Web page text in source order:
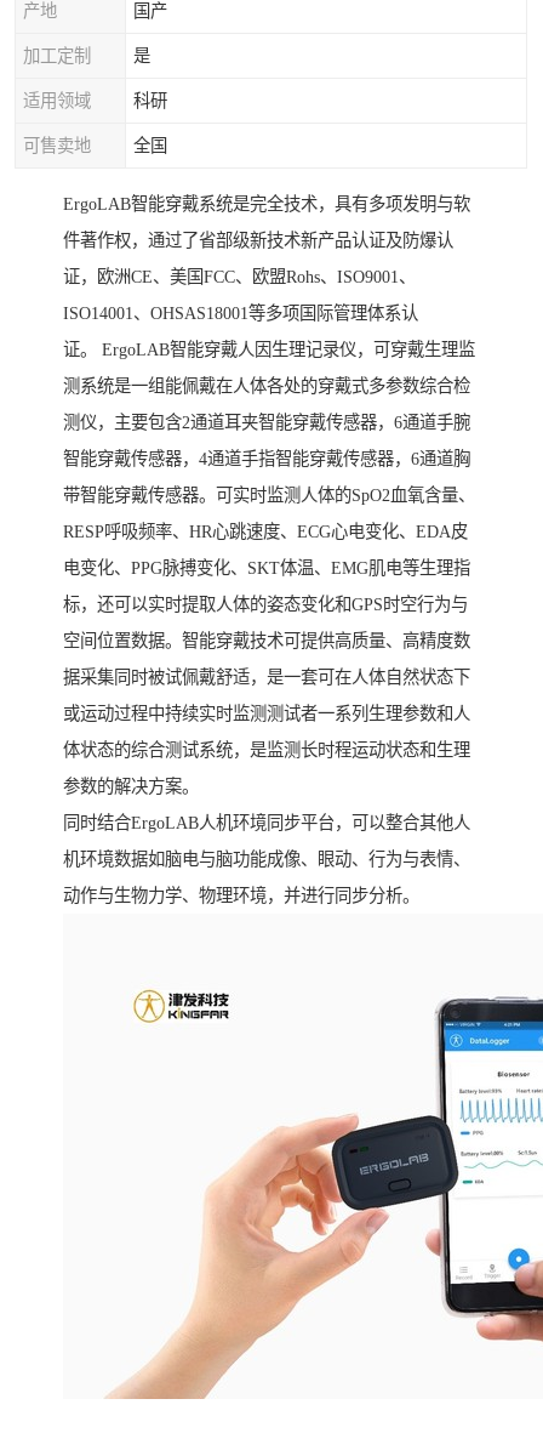
产地 国产
加工定制 是
适用领域 科研
可售卖地 全国
ErgoLAB智能穿戴系统是完全技术，具有多项发明与软
件著作权，通过了省部级新技术新产品认证及防爆认
证，欧洲CE、美国FCC、欧盟Rohs、ISO9001、
ISO14001、OHSAS18001等多项国际管理体系认
证。 ErgoLAB智能穿戴人因生理记录仪，可穿戴生理监
测系统是一组能佩戴在人体各处的穿戴式多参数综合检
测仪，主要包含2通道耳夹智能穿戴传感器，6通道手腕
智能穿戴传感器，4通道手指智能穿戴传感器，6通道胸
带智能穿戴传感器。可实时监测人体的SpO2血氧含量、
RESP呼吸频率、HR心跳速度、ECG心电变化、EDA皮
电变化、PPG脉搏变化、SKT体温、EMG肌电等生理指
标，还可以实时提取人体的姿态变化和GPS时空行为与
空间位置数据。智能穿戴技术可提供高质量、高精度数
据采集同时被试佩戴舒适，是一套可在人体自然状态下
或运动过程中持续实时监测测试者一系列生理参数和人
体状态的综合测试系统，是监测长时程运动状态和生理
参数的解决方案。
同时结合ErgoLAB人机环境同步平台，可以整合其他人
机环境数据如脑电与脑功能成像、眼动、行为与表情、
动作与生物力学、物理环境，并进行同步分析。